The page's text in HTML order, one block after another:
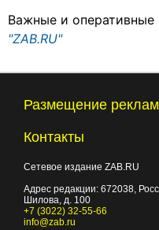
Важные и оперативные
"ZAB.RU"
Размещение
Контакты
Сетевое издание ZAB.RU
Адрес редакции: 672038,
Шилова, д. 100
+7 (3022) 32-55-66
info@zab.ru